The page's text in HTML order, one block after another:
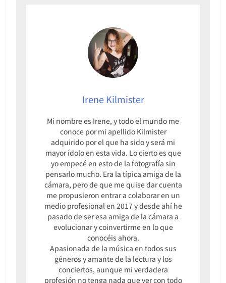
Irene Kilmister
Mi nombre es Irene, y todo el mundo me
conoce por mi apellido Kilmister
adquirido por el que ha sido y será mi
mayor ídolo en esta vida. Lo cierto es que
yo empecé en esto de la fotografía sin
pensarlo mucho. Era la típica amiga de la
cámara, pero de que me quise dar cuenta
me propusieron entrar a colaborar en un
medio profesional en 2017 y desde ahí he
pasado de ser esa amiga de la cámara a
evolucionar y coinvertirme en lo que
conocéis ahora.
Apasionada de la música en todos sus
géneros y amante de la lectura y los
conciertos, aunque mi verdadera
profesión no tenga nada que ver con todo